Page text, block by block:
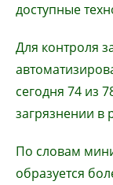
доступные
Для контроля
сегодня 74 из
загрязнении в
По словам
образуется